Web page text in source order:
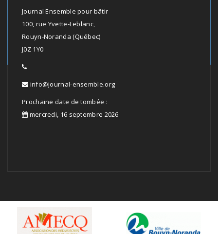
Journal Ensemble pour bâtir
100, rue Yvette-Leblanc,
Rouyn-Noranda (Québec)
J0Z 1Y0
info@journal-ensemble.org
Prochaine date de tombée :
mercredi, 16 septembre 2026